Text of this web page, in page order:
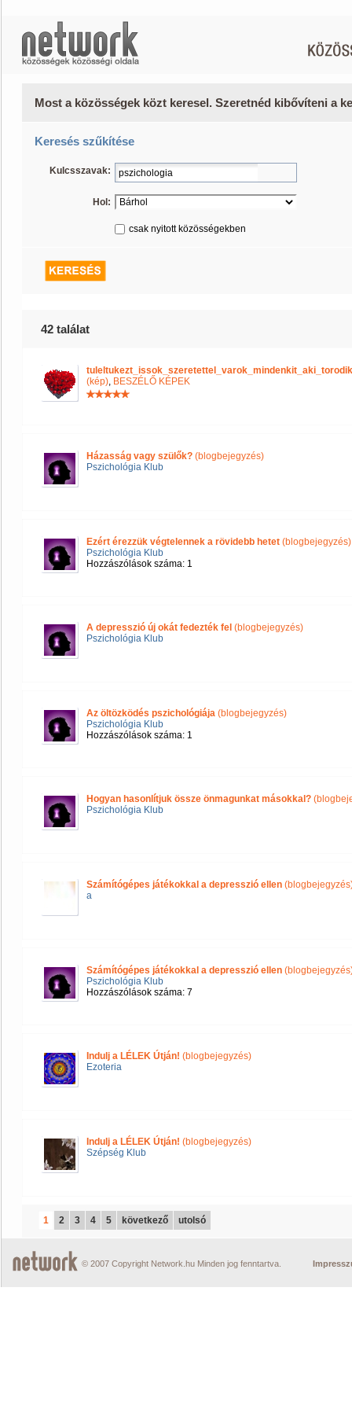
Most a közösségek közt keresel. Szeretnéd kibővíteni a
Keresés szűkítése
Kulcsszavak:
Hol:
csak nyitott közösségekben
42 találat
(kép), BESZÉLŐ KÉPEK
Házasság vagy szülők? (blogbejegyzés)
Pszichológia Klub
Ezért érezzük végtelennek a rövidebb hetet (blogbejegyzés)
Pszichológia Klub
Hozzászólások száma: 1
A depresszió új okát fedezték fel (blogbejegyzés)
Pszichológia Klub
Az öltözködés pszichológiája (blogbejegyzés)
Pszichológia Klub
Hozzászólások száma: 1
Hogyan hasonlítjuk össze önmagunkat másokkal?
Pszichológia Klub
Számítógépes játékokkal a depresszió ellen
a
Számítógépes játékokkal a depresszió ellen
Pszichológia Klub
Hozzászólások száma: 7
Indulj a LÉLEK Útján! (blogbejegyzés)
Ezoteria
Indulj a LÉLEK Útján! (blogbejegyzés)
Szépség Klub
1 2 3 4 5 következő utolsó
© 2007 Copyright Network.hu Minden jog fenntartva.